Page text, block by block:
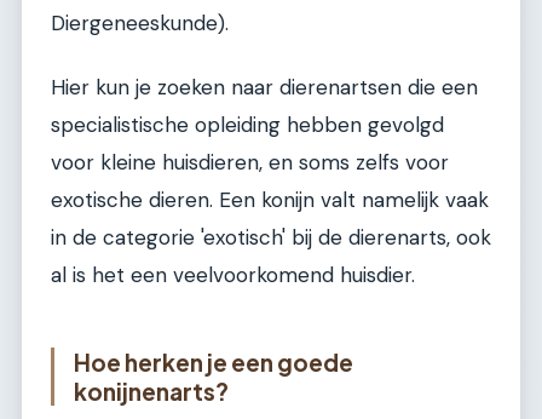
Diergeneeskunde).
Hier kun je zoeken naar dierenartsen die een
specialistische opleiding hebben gevolgd
voor kleine huisdieren, en soms zelfs voor
exotische dieren. Een konijn valt namelijk vaak
in de categorie 'exotisch' bij de dierenarts, ook
al is het een veelvoorkomend huisdier.
Hoe herken je een goede
konijnenarts?